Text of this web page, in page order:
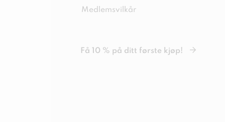
Medlemsvilkår
Få 10 % på ditt første kjøp!